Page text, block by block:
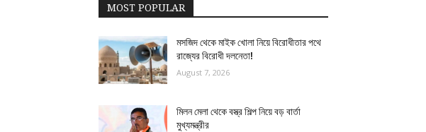
MOST POPULAR
মসজিদ থেকে মাইক খোলা নিয়ে বিরোধীতার পথে
রাজ্যের বিরোধী দলনেতা!
August 7, 2026
মিলন মেলা থেকে বস্ত্র শিল্প নিয়ে বড় বার্তা
মুখ্যমন্ত্রীর